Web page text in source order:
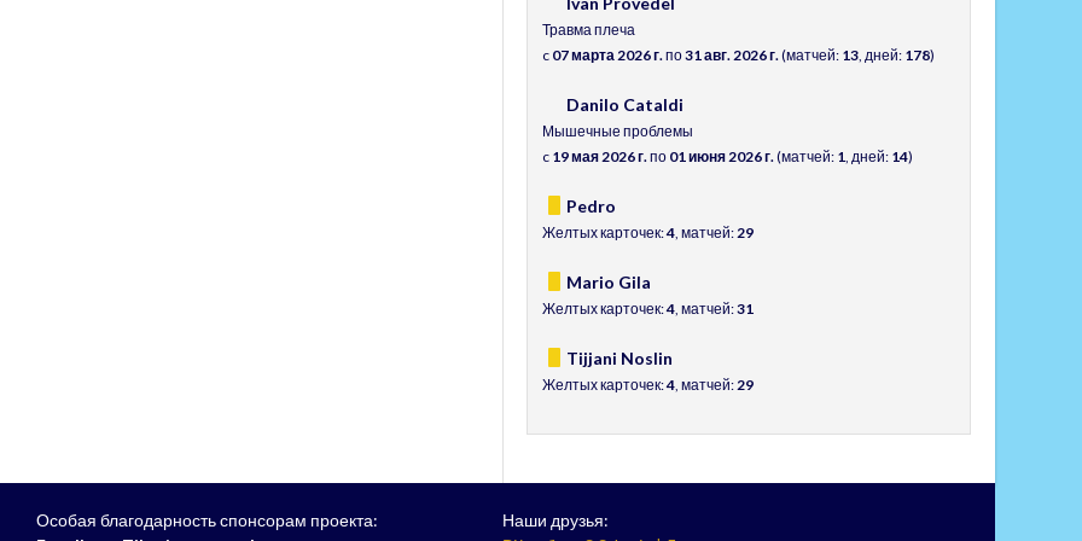
Травма плеча
c 07 марта 2026 г. по31 авг. 2026 г. (матчей: 13 , дней: 178)
Danilo Cataldi
Мышечные проблемы
c 19 мая 2026 г. по 01 июня 2026 г. (матчей: 1 , дней: 14)
Pedro
Желтых карточек:4 , матчей: 29
Mario Gila
Желтых карточек:4 , матчей:31
Tijjani Noslin
Желтых карточек:4 , матчей: 29
Особая благодарность спонсорам проекта:
Наши друзья: